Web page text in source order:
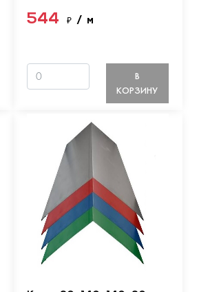
544 ₽ / м
В
КОРЗИНУ